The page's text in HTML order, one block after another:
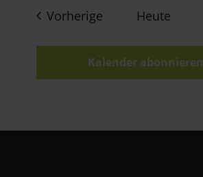
wählen.
Vorherige Veranstaltungen
Heute
Kalender abonnieren